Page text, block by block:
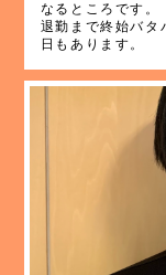
なるところです。
退勤まで終始バタ
日もあります。